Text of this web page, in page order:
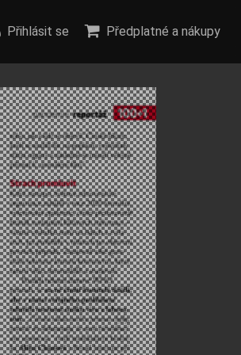
Přihlásit se Předplatné a nákupy